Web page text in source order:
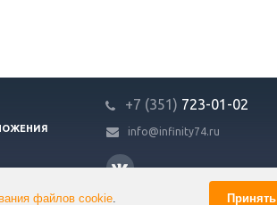
файлов cookie. Принять
+7 (351) 723-01-02
info@infinity74.ru